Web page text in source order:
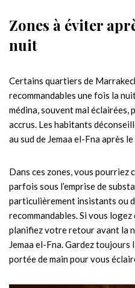
Zones à éviter
nuit
Certains quartiers de
recommandables une fois la
médina, souvent mal éclairées,
accrus. Les habitants
au sud de Jemaa el-Fna après
Dans ces zones, vous pourriez
parfois sous l’emprise de
particulièrement insistants ou
recommandables. Si vous logez
planifiez votre retour avant la
Jemaa el-Fna. Gardez
portée de main pour vous